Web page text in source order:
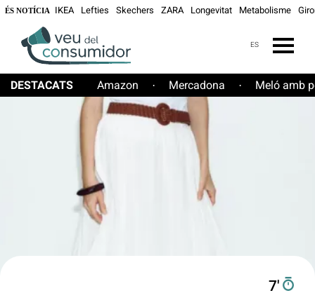
ÉS NOTÍCIA IKEA Lefties Skechers ZARA Longevitat Metabolisme
ES
DESTACATS Amazon · Mercadona · Meló amb
7′